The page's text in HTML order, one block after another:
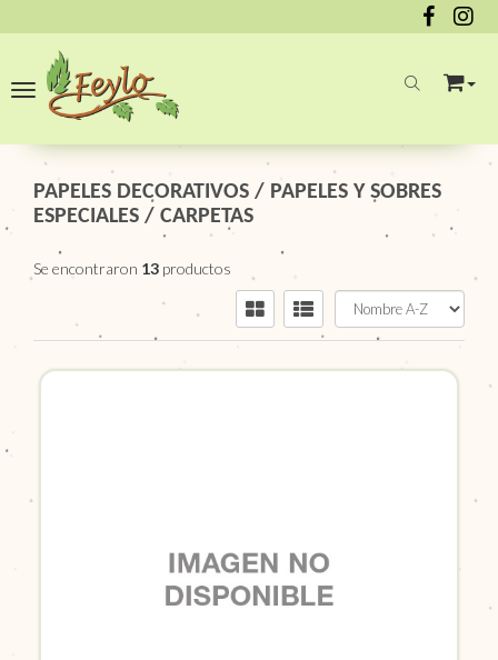
Toggle navigation
PAPELES DECORATIVOS / PAPELES Y SOBRES
ESPECIALES / CARPETAS
Se encontraron 13 productos